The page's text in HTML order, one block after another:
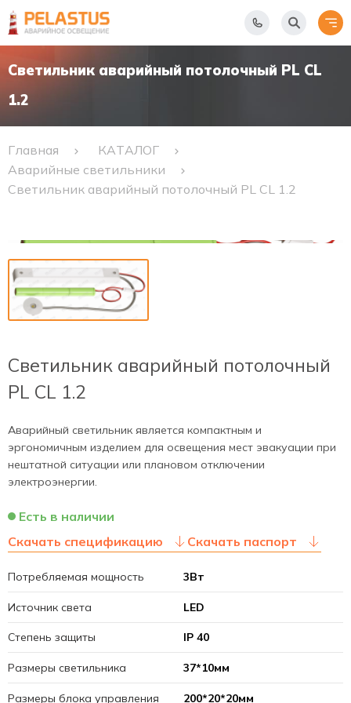
Светильник аварийный потолочный PL CL
1.2
Главная
КАТАЛОГ
Аварийные светильники
Светильник аварийный потолочный PL CL 1.2
Светильник аварийный потолочный
PL CL 1.2
Аварийный светильник является компактным и
эргономичным изделием для освещения мест эвакуации при
нештатной ситуации или плановом отключении
электроэнергии.
Есть в наличии
Скачать спецификацию
Скачать паспорт
Потребляемая мощность 3Вт
Источник света LED
Степень защиты IP 40
Размеры светильника 37*10мм
Размеры блока управления 200*20*20мм